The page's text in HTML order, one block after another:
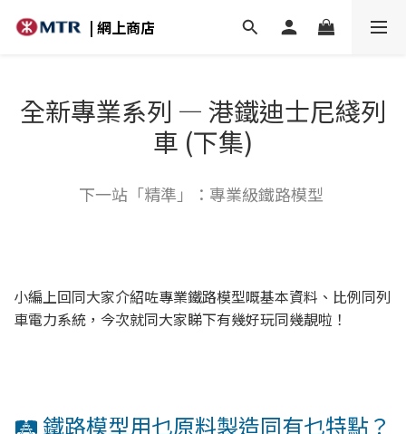
| 網上商店
全新專業系列 — 港鐵迪士尼綫列
車 (下集)
下一站「精準」：專業級鐵路模型
小編上回同大家介紹咗專業鐵路模型嘅基本資料、比例同列
車電力系統，今次就同大家睇下有幾好玩同幾靚啦！
🛤️ 鐵路模型用乜原料製造同有乜特點？